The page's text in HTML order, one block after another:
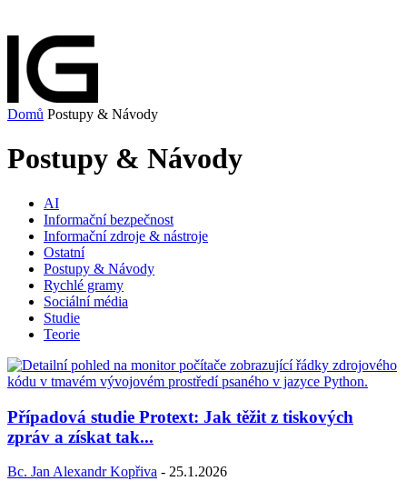
Domů Postupy & Návody
Postupy & Návody
AI
Informační bezpečnost
Informační zdroje & nástroje
Ostatní
Postupy & Návody
Rychlé gramy
Sociální média
Studie
Teorie
Případová studie Protext: Jak těžit z tiskových
zpráv a získat tak...
Bc. Jan Alexandr Kopřiva - 25.1.2026